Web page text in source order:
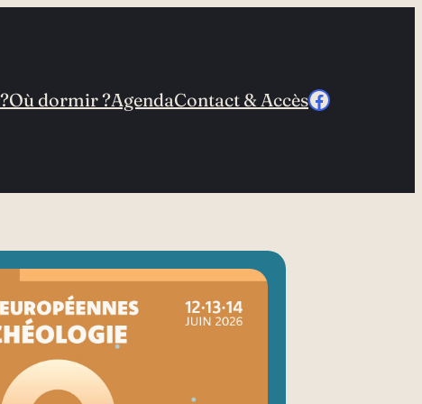
Où dormir ?AgendaContact & AccèsFacebook